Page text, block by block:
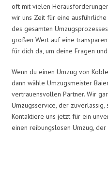
oft mit vielen
wir uns Zeit für eine
des gesamten
großen Wert auf eine
für dich da, um deine Fragen
Wenn du einen Umzug von
dann wähle Umzugsmeister
vertrauensvollen Partner. Wir
Umzugsservice, der
Kontaktiere uns jetzt für ein
einen reibungslosen Umzug,